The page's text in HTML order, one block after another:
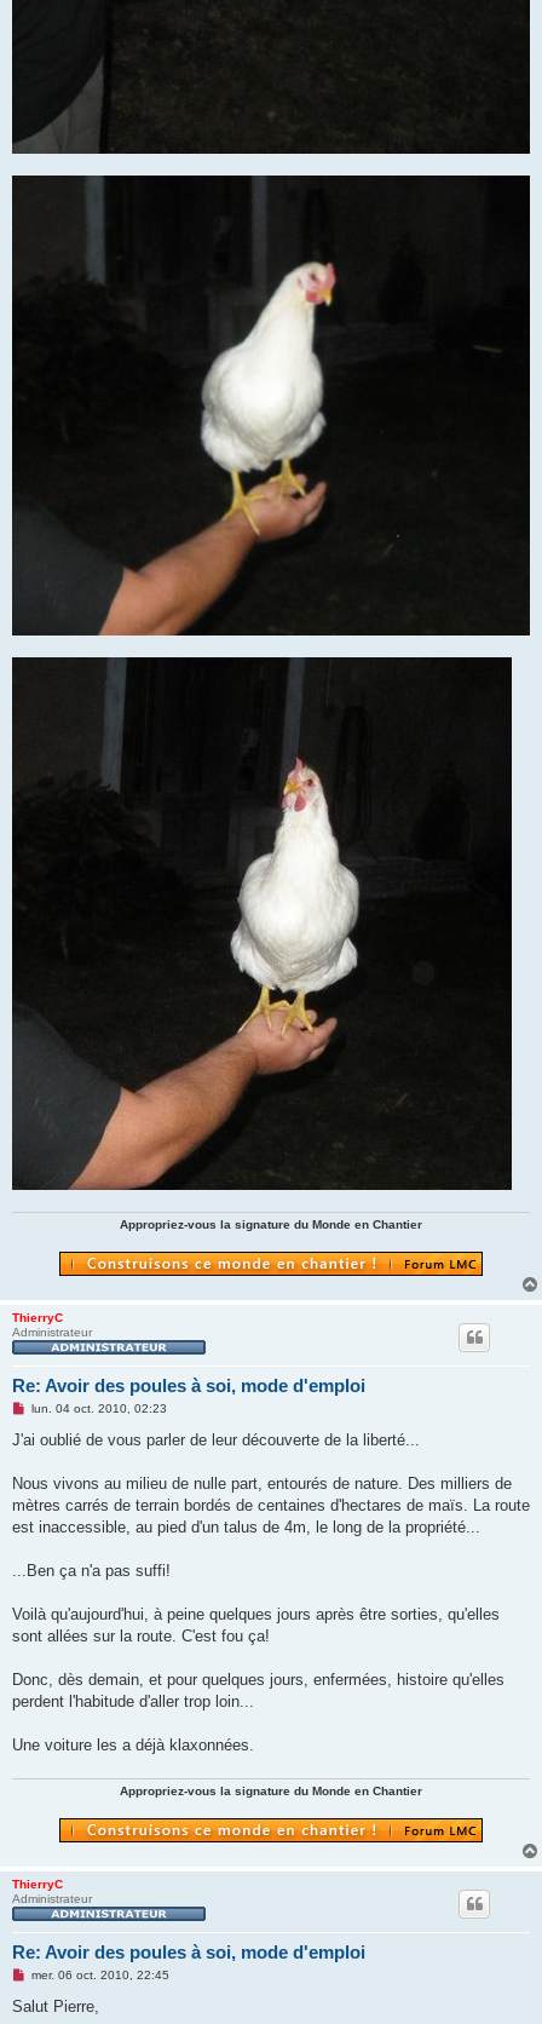
Appropriez-vous la signature du Monde en Chantier
ThierryC
Administrateur
Re: Avoir des poules à soi, mode d'emploi
M
s
g
n
o
u
lun. 04 oct. 2010, 02:23
J'ai oublié de vous parler de leur découverte de la liberté...
Nous vivons au milieu de nulle part, entourés de nature. Des milliers de
mètres carrés de terrain bordés de centaines d'hectares de maïs. La route
est inaccessible, au pied d'un talus de 4m, le long de la propriété...
...Ben ça n'a pas suffi!
Voilà qu'aujourd'hui, à peine quelques jours après être sorties, qu'elles
sont allées sur la route. C'est fou ça!
Donc, dès demain, et pour quelques jours, enfermées, histoire qu'elles
perdent l'habitude d'aller trop loin...
Une voiture les a déjà klaxonnées.
Appropriez-vous la signature du Monde en Chantier
ThierryC
Administrateur
Re: Avoir des poules à soi, mode d'emploi
M
s
mer. 06 oct. 2010, 22:45
Salut Pierre,